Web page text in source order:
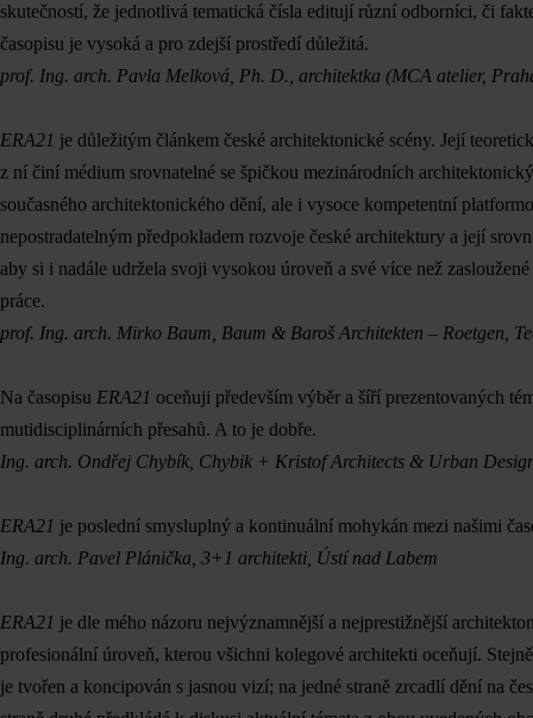
skutečností, že jednotlivá tematická čísla editují různí odborníci, či
časopisu je vysoká a pro zdejší prostředí důležitá.
prof. Ing. arch. Pavla Melková, Ph. D., architektka (MCA atelier,
ERA21 je důležitým článkem české architektonické scény. Její
z ní činí médium srovnatelné se špičkou mezinárodních
současného architektonického dění, ale i vysoce kompetentní
nepostradatelným předpokladem rozvoje české architektury a její
aby si i nadále udržela svoji vysokou úroveň a své více než
práce.
prof. Ing. arch. Mirko Baum, Baum & Baroš Architekten – Roetgen,
Na časopisu ERA21 oceňuji především výběr a šíří prezentovaných
mutidisciplinárních přesahů. A to je dobře.
Ing. arch. Ondřej Chybík, Chybik + Kristof Architects & Urban
ERA21 je poslední smysluplný a kontinuální mohykán mezi našimi
Ing. arch. Pavel Plánička, 3+1 architekti, Ústí nad Labem
ERA21 je dle mého názoru nejvýznamnější a nejprestižnější
profesionální úroveň, kterou všichni kolegové architekti oceňují.
je tvořen a koncipován s jasnou vizí; na jedné straně zrcadlí dění na